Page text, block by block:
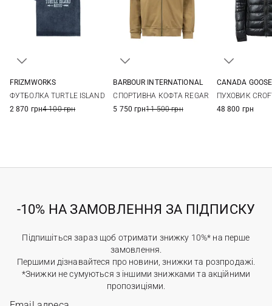
FRIZMWORKS
ФУТБОЛКА TURTLE ISLAND
2 870 грн4 100 грн
BARBOUR INTERNATIONAL
СПОРТИВНА КОФТА REGAR
5 750 грн11 500 грн
CANADA GOOSE
ПУХОВИК
48 800 грн
-10% НА ЗАМОВЛЕННЯ ЗА ПІДПИСКУ
Підпишіться зараз щоб отримати знижку 10%* на перше
замовлення.
Першими дізнавайтеся про новини, знижки та розпродажі.
*Знижки не сумуються з іншими знижками та акційними
пропозиціями.